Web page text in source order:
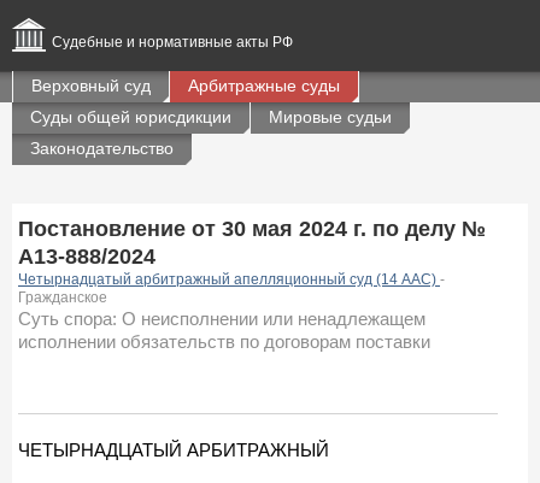
Судебные и нормативные акты РФ
Верховный суд
Арбитражные суды
Суды общей юрисдикции
Мировые судьи
Законодательство
Постановление от 30 мая 2024 г. по делу №
А13-888/2024
Четырнадцатый арбитражный апелляционный суд (14 ААС) -
Гражданское
Суть спора: О неисполнении или ненадлежащем
исполнении обязательств по договорам поставки
ЧЕТЫРНАДЦАТЫЙ АРБИТРАЖНЫЙ